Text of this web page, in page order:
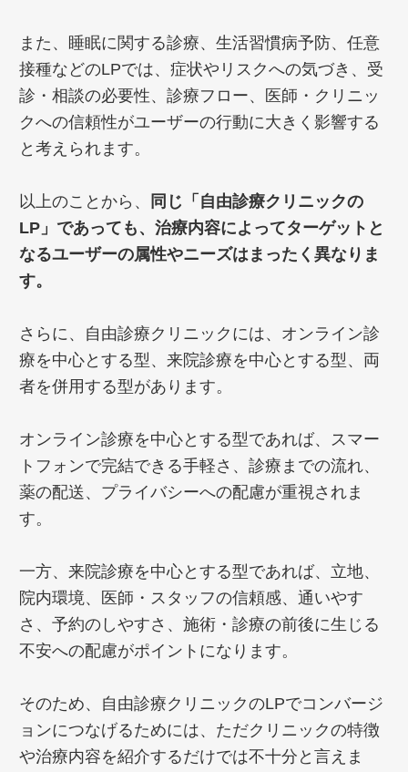
また、睡眠に関する診療、生活習慣病予防、任意
接種などのLPでは、症状やリスクへの気づき、受
診・相談の必要性、診療フロー、医師・クリニッ
クへの信頼性がユーザーの行動に大きく影響する
と考えられます。
以上のことから、
同じ「自由診療クリニックの
LP」であっても、治療内容によってターゲットと
なるユーザーの属性やニーズはまったく異なりま
す。
さらに、自由診療クリニックには、オンライン診
療を中心とする型、来院診療を中心とする型、両
者を併用する型があります。
オンライン診療を中心とする型であれば、スマー
トフォンで完結できる手軽さ、診療までの流れ、
薬の配送、プライバシーへの配慮が重視されま
す。
一方、来院診療を中心とする型であれば、立地、
院内環境、医師・スタッフの信頼感、通いやす
さ、予約のしやすさ、施術・診療の前後に生じる
不安への配慮がポイントになります。
そのため、自由診療クリニックのLPでコンバージ
ョンにつなげるためには、ただクリニックの特徴
や治療内容を紹介するだけでは不十分と言えま